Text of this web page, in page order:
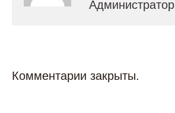
Администратор
Комментарии закрыты.